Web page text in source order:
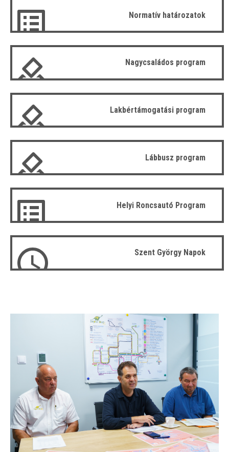
Normatív határozatok
Nagycsaládos program
Lakbértámogatási program
Lábbusz program
Helyi Roncsautó Program
Szent György Napok